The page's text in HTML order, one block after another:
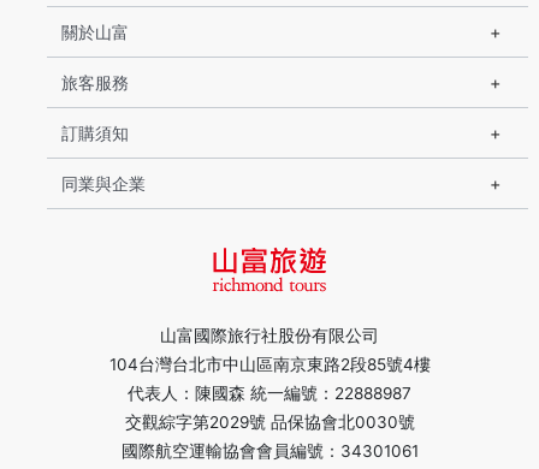
山富國際旅行社股份有限公司
104台灣台北市中山區南京東路2段85號4樓
代表人：陳國森 統一編號：22888987
交觀綜字第2029號 品保協會北0030號
國際航空運輸協會會員編號：34301061
關於山富
旅客服務
訂購須知
同業與企業